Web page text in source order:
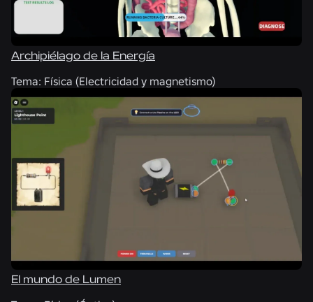
Archipiélago de la Energía
Tema: Física (Electricidad y magnetismo)
El mundo de Lumen